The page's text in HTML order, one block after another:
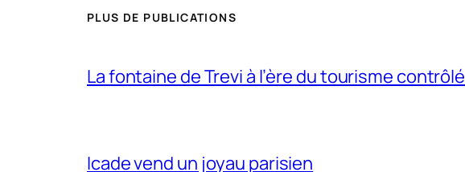
PLUS DE PUBLICATIONS
La fontaine de Trevi à l’ère du tourisme contrôlé
Icade vend un joyau parisien